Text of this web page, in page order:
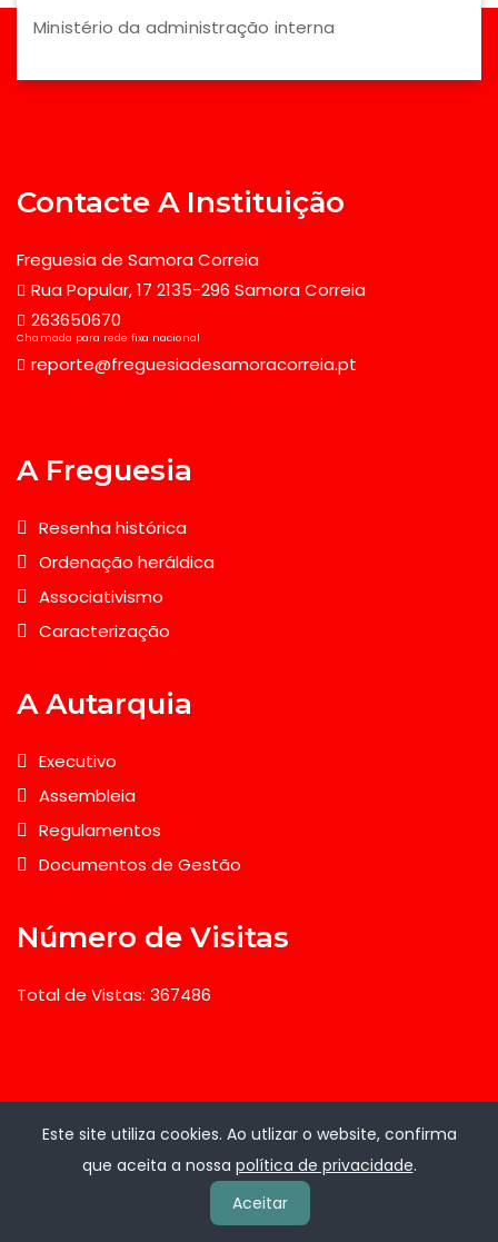
Este site utiliza cookies. Ao utlizar o website, confirma
que aceita a nossa política de privacidade.
Aceitar
Ministério da administração interna
Contacte A Instituição
Freguesia de Samora Correia
Rua Popular, 17 2135-296 Samora Correia
263650670
Chamada para rede fixa nacional
reporte@freguesiadesamoracorreia.pt
A Freguesia
Resenha histórica
Ordenação heráldica
Associativismo
Caracterização
A Autarquia
Executivo
Assembleia
Regulamentos
Documentos de Gestão
Número de Visitas
Total de Vistas: 367486
Admin
Administração